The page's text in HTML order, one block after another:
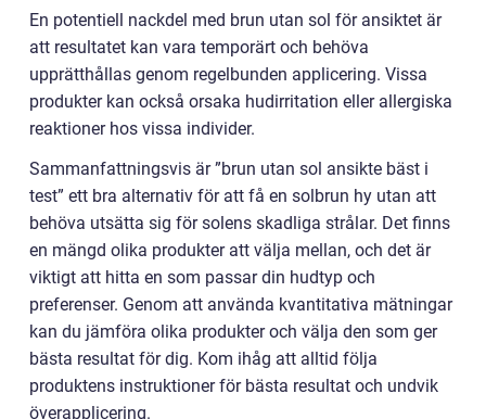
En potentiell nackdel med brun utan sol för ansiktet är
att resultatet kan vara temporärt och behöva
upprätthållas genom regelbunden applicering. Vissa
produkter kan också orsaka hudirritation eller allergiska
reaktioner hos vissa individer.
Sammanfattningsvis är ”brun utan sol ansikte bäst i
test” ett bra alternativ för att få en solbrun hy utan att
behöva utsätta sig för solens skadliga strålar. Det finns
en mängd olika produkter att välja mellan, och det är
viktigt att hitta en som passar din hudtyp och
preferenser. Genom att använda kvantitativa mätningar
kan du jämföra olika produkter och välja den som ger
bästa resultat för dig. Kom ihåg att alltid följa
produktens instruktioner för bästa resultat och undvik
överapplicering.